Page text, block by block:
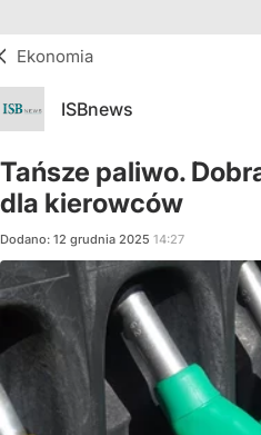
Ekonomia
ISBnews
Tańsze paliwo.
dla kierowców
Dodano: 12 grudnia 2025 14:27